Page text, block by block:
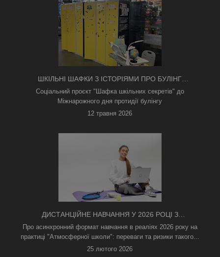
ШКІЛЬНІ ШАФКИ З ІСТОРІЯМИ ПРО БУЛІНГ
З'ЯВИЛИСЯ В КИЄВІ
Соціальний проєкт "Шафка шкільних секретів" до
Міжнарожного дня протидії булінгу
12 травня 2026
ДИСТАНЦІЙНЕ НАВЧАННЯ У 2026 РОЦІ З
ТРИВОГАМИ ТА БЕЗ СВІТЛА: ЯК АСИНХРОННИЙ
ФОРМАТ РЯТУЄ ОСВІТНІЙ ПРОЦЕС
Про асинхронний формат навчання в реаліях 2026 року на
практиці "Атмосферної школи": переваги та ризики такого...
25 лютого 2026